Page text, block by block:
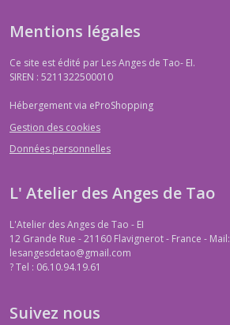
Mentions légales
Ce site est édité par Les Anges de Tao- EI.
SIREN : 5211322500010
Hébergement via eProShopping
Gestion des cookies
Données personnelles
L' Atelier des Anges de Tao
L'Atelier des Anges de Tao - EI
12 Grande Rue - 21160 Flavignerot - France - Mail:
lesangesdetao@gmail.com
?Tel : 06.10.94.19.61
Suivez nous